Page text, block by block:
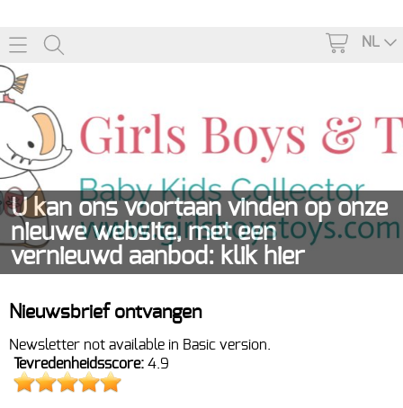
NL
U kan ons voortaan vinden op onze
nieuwe website, met een
vernieuwd aanbod: klik hier
Home
Webshop
KINDERKAMER
Info
Nieuwsbrief ontvangen
Newsletter not available in Basic version.
Tevredenheidsscore: 4.9